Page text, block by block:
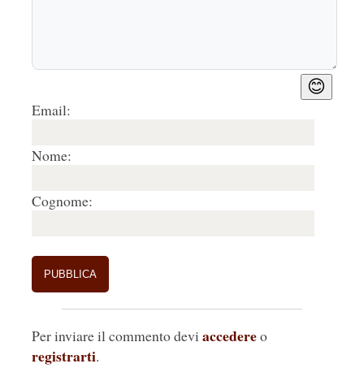
😊
Email:
Nome:
Cognome:
Per inviare il commento devi accedereo
registrarti.